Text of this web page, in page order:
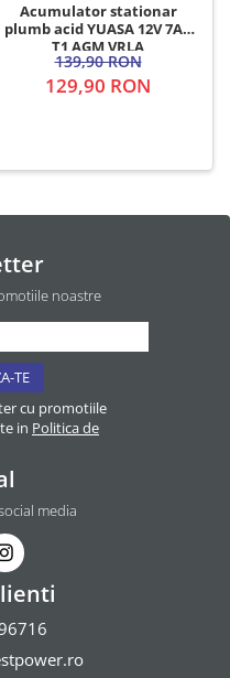
Acumulator stationar
plumb acid YUASA 12V 7Ah
T1 AGM VRLA
139,90 RON
129,90 RON
noastre
cu promotiile
in Politica de
media